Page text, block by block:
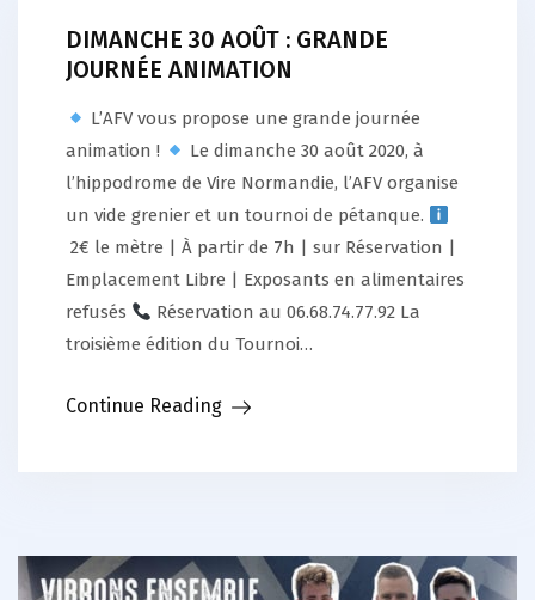
DIMANCHE 30 AOÛT : GRANDE
JOURNÉE ANIMATION
L’AFV vous propose une grande journée
animation !
Le dimanche 30 août 2020, à
l’hippodrome de Vire Normandie, l’AFV organise
un vide grenier et un tournoi de pétanque.
2€ le mètre | À partir de 7h | sur Réservation |
Emplacement Libre | Exposants en alimentaires
refusés
Réservation au 06.68.74.77.92 La
troisième édition du Tournoi…
Continue Reading